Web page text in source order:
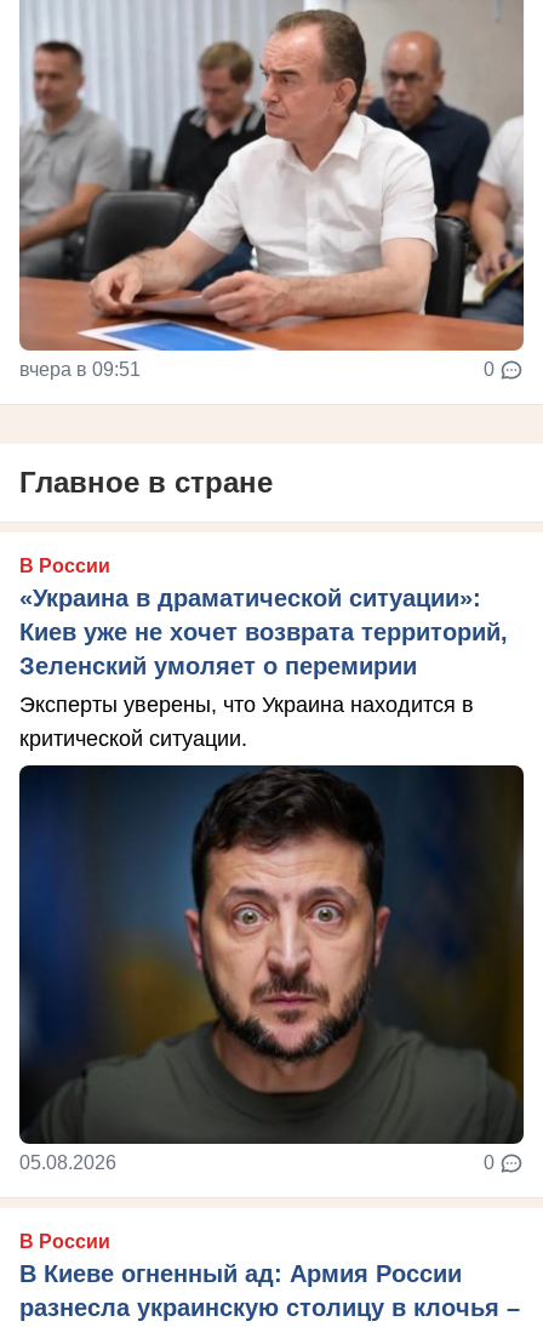
вчера в 09:51 0
Главное в стране
В России
«Украина в драматической ситуации»:
Киев уже не хочет возврата территорий,
Зеленский умоляет о перемирии
Эксперты уверены, что Украина находится в
критической ситуации.
05.08.2026 0
В России
В Киеве огненный ад: Армия России
разнесла украинскую столицу в клочья –